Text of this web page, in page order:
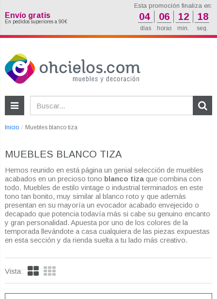
Inicio Muebles blanco tiza
MUEBLES BLANCO TIZA
Hemos reunido en está página un genial selección de muebles
acabados en un precioso tono blanco tiza que combina con
todo. Muebles de estilo vintage o industrial terminados en este
tono tan bonito, muy similar al blanco roto y que además
presentan en su mayoría un evocador acabado envejecido o
decapado que potencia todavía más si cabe su genuino encanto
y gran personalidad. Apuesta por uno de los colores de la
temporada llevándote a casa cualquiera de las piezas expuestas
en esta sección y da rienda suelta a tu lado más creativo.
Vista:
Envío gratis
En pedidos superiores a 90€
Esta promoción finaliza en:
04 06 12 17
días horas min. seg.